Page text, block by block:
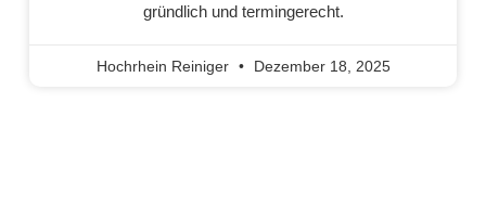
gründlich und termingerecht.
Hochrhein Reiniger Dezember 18, 2025